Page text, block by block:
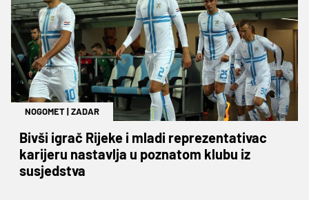
NOGOMET|ZADAR
Bivši igrač Rijeke i mladi reprezentativac
karijeru nastavlja u poznatom klubu iz
susjedstva